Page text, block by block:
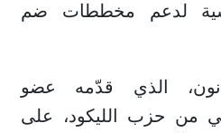
لدعم مخططات ضم
الذي قدّمه عضو
من حزب الليكود، على